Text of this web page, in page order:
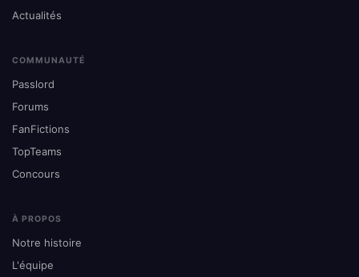
Actualités
COMMUNAUTÉ
Passlord
Forums
FanFictions
TopTeams
Concours
À PROPOS
Notre histoire
L'équipe